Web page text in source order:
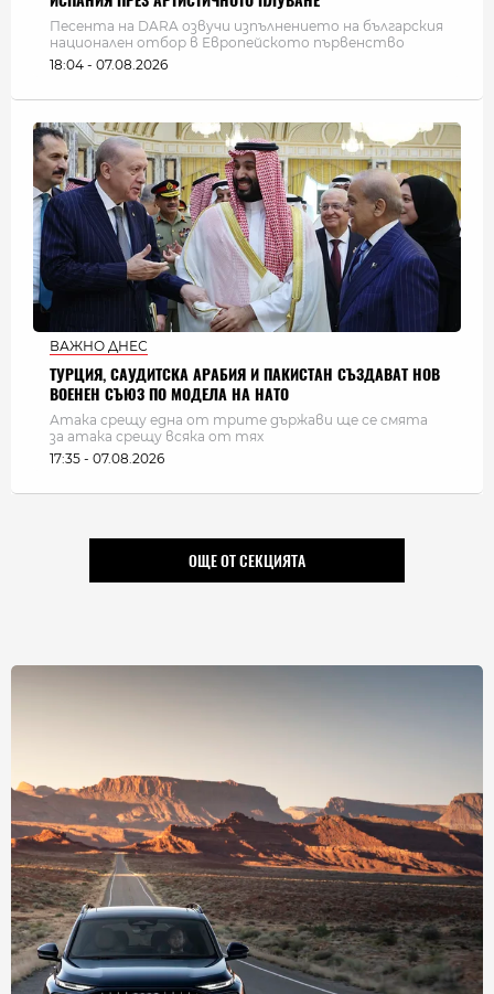
Песента на DARA озвучи изпълнението на българския
национален отбор в Европейското първенство
18:04 - 07.08.2026
ВАЖНО ДНЕС
ТУРЦИЯ, САУДИТСКА АРАБИЯ И ПАКИСТАН СЪЗДАВАТ НОВ
ВОЕНЕН СЪЮЗ ПО МОДЕЛА НА НАТО
Атака срещу една от трите държави ще се смята
за атака срещу всяка от тях
17:35 - 07.08.2026
ОЩЕ ОТ СЕКЦИЯТА